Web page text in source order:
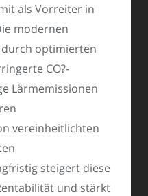
als Vorreiter in
modernen
durch optimierten
CO?-
Lärmemissionen
vereinheitlichten
steigert diese
und stärkt